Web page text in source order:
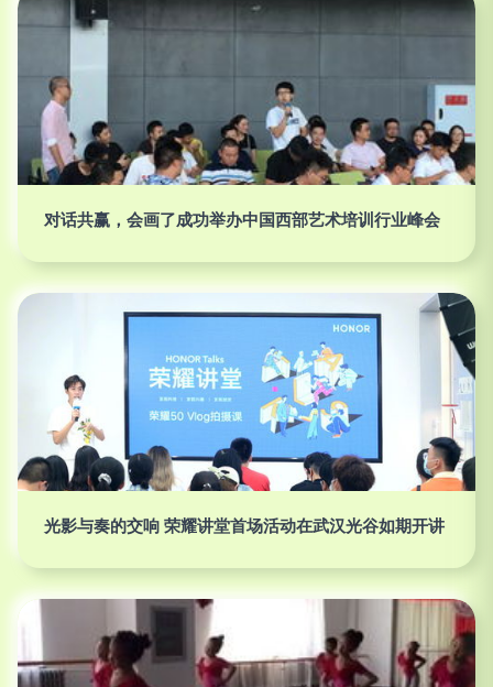
对话共赢，会画了成功举办中国西部艺术培训行业峰会
光影与奏的交响 荣耀讲堂首场活动在武汉光谷如期开讲